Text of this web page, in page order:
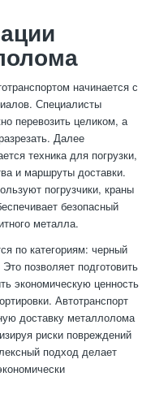
начинается с
Специалисты
перевозить целиком, а
Далее
техника для погрузки,
и маршруты доставки.
погрузчики, краны
безопасный
металла.
по категориям: черный
позволяет подготовить
экономическую ценность
Автотранспорт
доставку металлолома
риски повреждений
подход делает